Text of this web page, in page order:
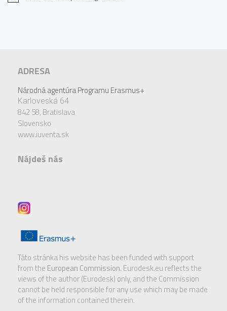
ADRESA
Národná agentúra Programu Erasmus+
Karloveská 64
842 58, Bratislava
Slovensko
www.iuventa.sk
Nájdeš nás
Táto stránka his website has been funded with support
from the European Commission. Eurodesk.eu reflects the
views of the author (Eurodesk) only, and the Commission
cannot be held responsible for any use which may be made
of the information contained therein.